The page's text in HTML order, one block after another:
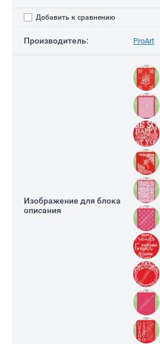
Добавить к сравнению
Производитель: ProArt
Изображение для блока
описания